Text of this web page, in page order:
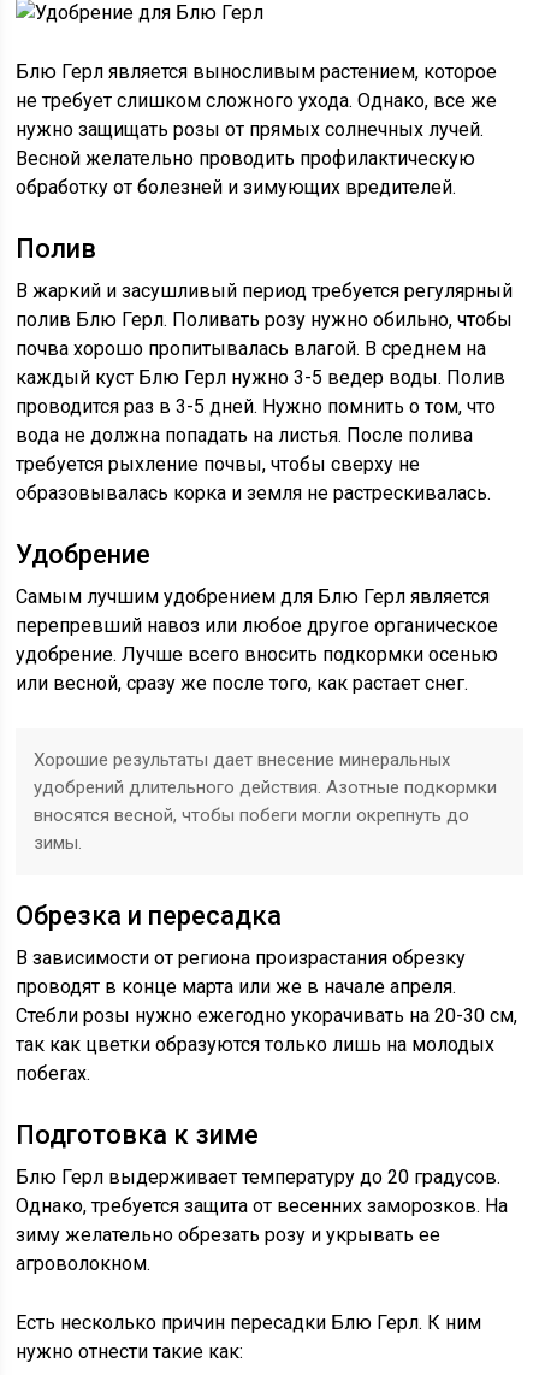
Блю Герл является выносливым растением, которое
не требует слишком сложного ухода. Однако, все же
нужно защищать розы от прямых солнечных лучей.
Весной желательно проводить профилактическую
обработку от болезней и зимующих вредителей.
Полив
В жаркий и засушливый период требуется регулярный
полив Блю Герл. Поливать розу нужно обильно, чтобы
почва хорошо пропитывалась влагой. В среднем на
каждый куст Блю Герл нужно 3-5 ведер воды. Полив
проводится раз в 3-5 дней. Нужно помнить о том, что
вода не должна попадать на листья. После полива
требуется рыхление почвы, чтобы сверху не
образовывалась корка и земля не растрескивалась.
Удобрение
Самым лучшим удобрением для Блю Герл является
перепревший навоз или любое другое органическое
удобрение. Лучше всего вносить подкормки осенью
или весной, сразу же после того, как растает снег.
Хорошие результаты дает внесение минеральных
удобрений длительного действия. Азотные подкормки
вносятся весной, чтобы побеги могли окрепнуть до
зимы.
Обрезка и пересадка
В зависимости от региона произрастания обрезку
проводят в конце марта или же в начале апреля.
Стебли розы нужно ежегодно укорачивать на 20-30 см,
так как цветки образуются только лишь на молодых
побегах.
Подготовка к зиме
Блю Герл выдерживает температуру до 20 градусов.
Однако, требуется защита от весенних заморозков. На
зиму желательно обрезать розу и укрывать ее
агроволокном.
Есть несколько причин пересадки Блю Герл. К ним
нужно отнести такие как: